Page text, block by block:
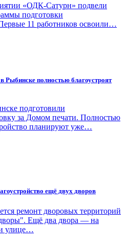
«ОДК-Сатурн» подвели
подготовки
11 работников освоили…
Рыбинске полностью благоустроят
подготовили
за Домом печати. Полностью
планируют уже…
ещё двух дворов
ремонт дворовых территорий
Ещё два двора — на
улице…